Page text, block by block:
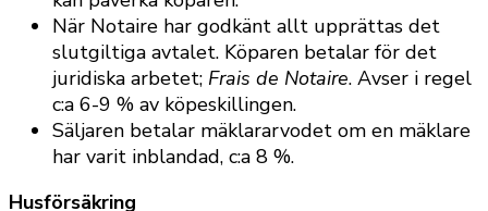
När Notaire har godkänt allt upprättas det
slutgiltiga avtalet. Köparen betalar för det
juridiska arbetet; Frais de Notaire. Avser i regel
c:a 6-9 % av köpeskillingen.
Säljaren betalar mäklararvodet om en mäklare
har varit inblandad, c:a 8 %.
Husförsäkring